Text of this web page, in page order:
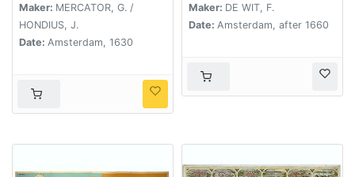
Maker: MERCATOR, G. /
HONDIUS, J.
Date: Amsterdam, 1630
Maker: DE WIT, F.
Date: Amsterdam, after 1660